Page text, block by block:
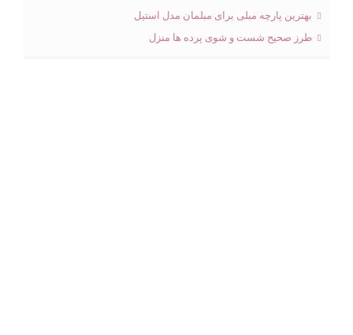
بهترین پارچه مبلی برای مبلمان مدل استیل
طرز صحیح شست و شوی پرده ها منزل